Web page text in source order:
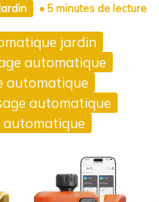
Jardin •5 minutes de lecture
jardin
automatique
automatique
automatique